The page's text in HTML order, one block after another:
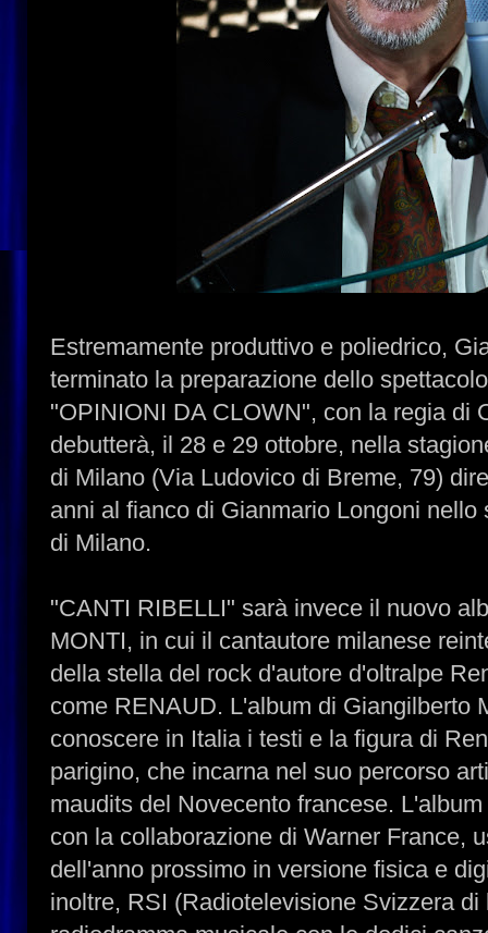
Estremamente produttivo e poliedrico,
terminato la preparazione dello
"OPINIONI DA CLOWN", con la regia di
debutterà, il 28 e 29 ottobre, nella
di Milano (Via Ludovico di Breme, 79)
anni al fianco di Gianmario Longoni nello
di Milano.
"CANTI RIBELLI" sarà invece il nuovo
MONTI, in cui il cantautore milanese
della stella del rock d'autore d'oltralpe
come RENAUD. L'album di Giangilberto
conoscere in Italia i testi e la figura di
parigino, che incarna nel suo percorso
maudits del Novecento francese.
con la collaborazione di Warner France,
dell'anno prossimo in versione fisica e
inoltre, RSI (Radiotelevisione Svizzera